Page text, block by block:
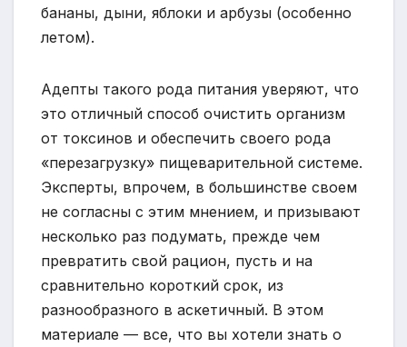
бананы, дыни, яблоки и арбузы (особенно
летом).
Адепты такого рода питания уверяют, что
это отличный способ очистить организм
от токсинов и обеспечить своего рода
«перезагрузку» пищеварительной системе.
Эксперты, впрочем, в большинстве своем
не согласны с этим мнением, и призывают
несколько раз подумать, прежде чем
превратить свой рацион, пусть и на
сравнительно короткий срок, из
разнообразного в аскетичный. В этом
материале — все, что вы хотели знать о